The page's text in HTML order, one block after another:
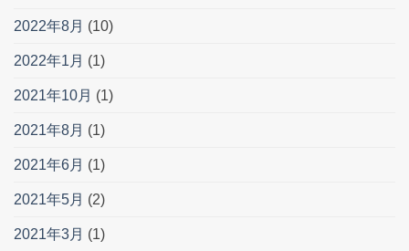
2022年8月 (10)
2022年1月 (1)
2021年10月 (1)
2021年8月 (1)
2021年6月 (1)
2021年5月 (2)
2021年3月 (1)